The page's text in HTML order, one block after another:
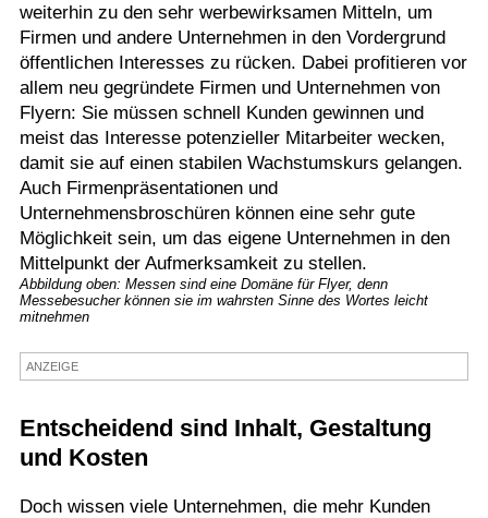
Kostenlos
weiterhin zu den sehr werbewirksamen Mitteln, um
Firmen und andere Unternehmen in den Vordergrund
öffentlichen Interesses zu rücken. Dabei profitieren vor
allem neu gegründete Firmen und Unternehmen von
Flyern: Sie müssen schnell Kunden gewinnen und
meist das Interesse potenzieller Mitarbeiter wecken,
damit sie auf einen stabilen Wachstumskurs gelangen.
Auch Firmenpräsentationen und
Unternehmensbroschüren können eine sehr gute
Möglichkeit sein, um das eigene Unternehmen in den
Mittelpunkt der Aufmerksamkeit zu stellen.
Abbildung oben: Messen sind eine Domäne für Flyer, denn
Messebesucher können sie im wahrsten Sinne des Wortes leicht
mitnehmen
ANZEIGE
Entscheidend sind Inhalt, Gestaltung
und Kosten
Doch wissen viele Unternehmen, die mehr Kunden